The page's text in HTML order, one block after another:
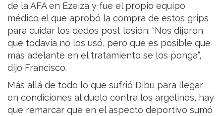
de la AFA en Ezeiza y fue el propio equipo
médico el que aprobó la compra de estos grips
para cuidar los dedos post lesión: “Nos dijeron
que todavía no los usó, pero que es posible que
más adelante en el tratamiento se los ponga”,
dijo Francisco.
Más allá de todo lo que sufrió Dibu para llegar
en condiciones al duelo contra los argelinos, hay
que remarcar que en el aspecto deportivo sumó